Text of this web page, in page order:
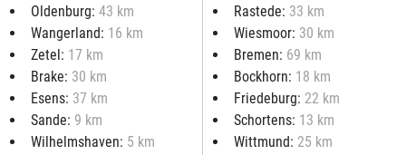
Oldenburg: 43 km
Wangerland: 16 km
Zetel: 17 km
Brake: 30 km
Rastede: 33 km
Wiesmoor: 30 km
Bremen: 69 km
Bockhorn: 18 km
Esens: 37 km
Sande: 9 km
Wilhelmshaven: 5 km
Friedeburg: 22 km
Schortens: 13 km
Wittmund: 25 km